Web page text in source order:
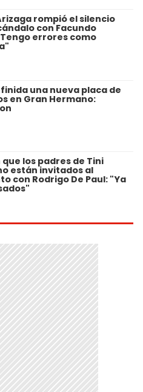
rompió el silencio
con Facundo
errores como
una nueva placa de
en Gran Hermano:
los padres de Tini
están invitados al
con Rodrigo De Paul: "Ya